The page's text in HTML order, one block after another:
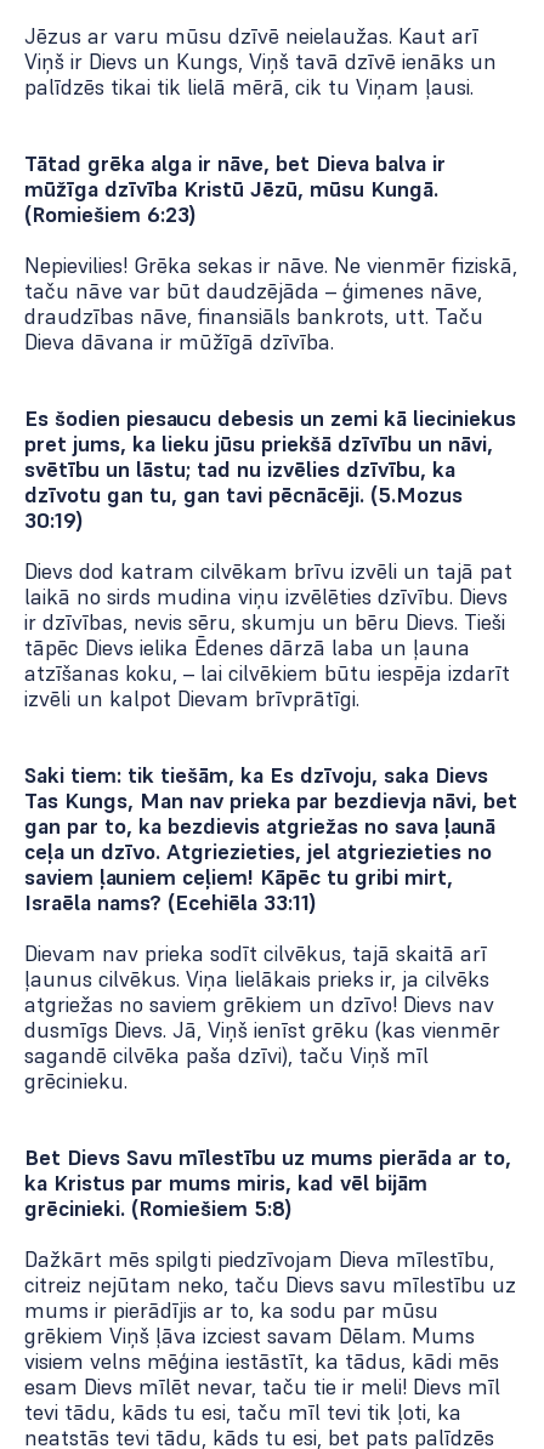
Jēzus ar varu mūsu dzīvē neielaužas. Kaut arī
Viņš ir Dievs un Kungs, Viņš tavā dzīvē ienāks un
palīdzēs tikai tik lielā mērā, cik tu Viņam ļausi.
Tātad grēka alga ir nāve, bet Dieva balva ir
mūžīga dzīvība Kristū Jēzū, mūsu Kungā.
(Romiešiem 6:23)
Nepievilies! Grēka sekas ir nāve. Ne vienmēr fiziskā,
taču nāve var būt daudzējāda – ģimenes nāve,
draudzības nāve, finansiāls bankrots, utt. Taču
Dieva dāvana ir mūžīgā dzīvība.
Es šodien piesaucu debesis un zemi kā lieciniekus
pret jums, ka lieku jūsu priekšā dzīvību un nāvi,
svētību un lāstu; tad nu izvēlies dzīvību, ka
dzīvotu gan tu, gan tavi pēcnācēji. (5.Mozus
30:19)
Dievs dod katram cilvēkam brīvu izvēli un tajā pat
laikā no sirds mudina viņu izvēlēties dzīvību. Dievs
ir dzīvības, nevis sēru, skumju un bēru Dievs. Tieši
tāpēc Dievs ielika Ēdenes dārzā laba un ļauna
atzīšanas koku, – lai cilvēkiem būtu iespēja izdarīt
izvēli un kalpot Dievam brīvprātīgi.
Saki tiem: tik tiešām, ka Es dzīvoju, saka Dievs
Tas Kungs, Man nav prieka par bezdievja nāvi, bet
gan par to, ka bezdievis atgriežas no sava ļaunā
ceļa un dzīvo. Atgriezieties, jel atgriezieties no
saviem ļauniem ceļiem! Kāpēc tu gribi mirt,
Israēla nams? (Ecehiēla 33:11)
Dievam nav prieka sodīt cilvēkus, tajā skaitā arī
ļaunus cilvēkus. Viņa lielākais prieks ir, ja cilvēks
atgriežas no saviem grēkiem un dzīvo! Dievs nav
dusmīgs Dievs. Jā, Viņš ienīst grēku (kas vienmēr
sagandē cilvēka paša dzīvi), taču Viņš mīl
grēcinieku.
Bet Dievs Savu mīlestību uz mums pierāda ar to,
ka Kristus par mums miris, kad vēl bijām
grēcinieki. (Romiešiem 5:8)
Dažkārt mēs spilgti piedzīvojam Dieva mīlestību,
citreiz nejūtam neko, taču Dievs savu mīlestību uz
mums ir pierādījis ar to, ka sodu par mūsu
grēkiem Viņš ļāva izciest savam Dēlam. Mums
visiem velns mēģina iestāstīt, ka tādus, kādi mēs
esam Dievs mīlēt nevar, taču tie ir meli! Dievs mīl
tevi tādu, kāds tu esi, taču mīl tevi tik ļoti, ka
neatstās tevi tādu, kāds tu esi, bet pats palīdzēs